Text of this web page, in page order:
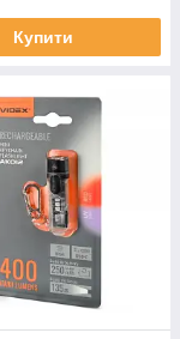
Купити